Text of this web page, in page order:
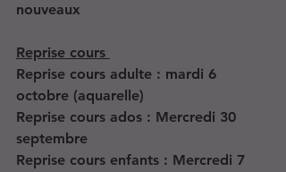
nouveaux
Reprise cours
Reprise cours adulte : mardi 6
octobre (aquarelle)
Reprise cours ados : Mercredi 30
septembre
Reprise cours enfants : Mercredi 7